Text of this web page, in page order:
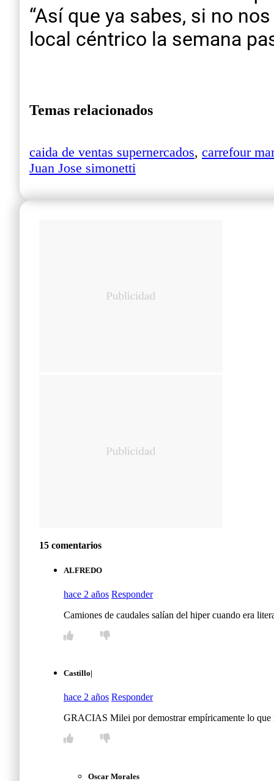
“Así que ya sabes, si no
local céntrico la semana
Temas relacionados
caida de ventas supernercados, carrefour
Juan Jose simonetti
15 comentarios
ALFREDO
hace 2 años Responder
Camiones de caudales salían del hiper cuando era
Castillo|
hace 2 años Responder
GRACIAS Milei por demostrar empíricamente lo que
Oscar Morales